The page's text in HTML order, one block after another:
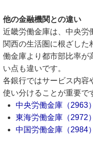
他の金融機関との違い
近畿労働金庫は、中央労
関西の生活圏に根ざした
働金庫より都市部比率が
い点も違いです。
各銀行ではサービス内容
使い分けることが重要で
中央労働金庫（2963）
東海労働金庫（2972）
中国労働金庫（2984）